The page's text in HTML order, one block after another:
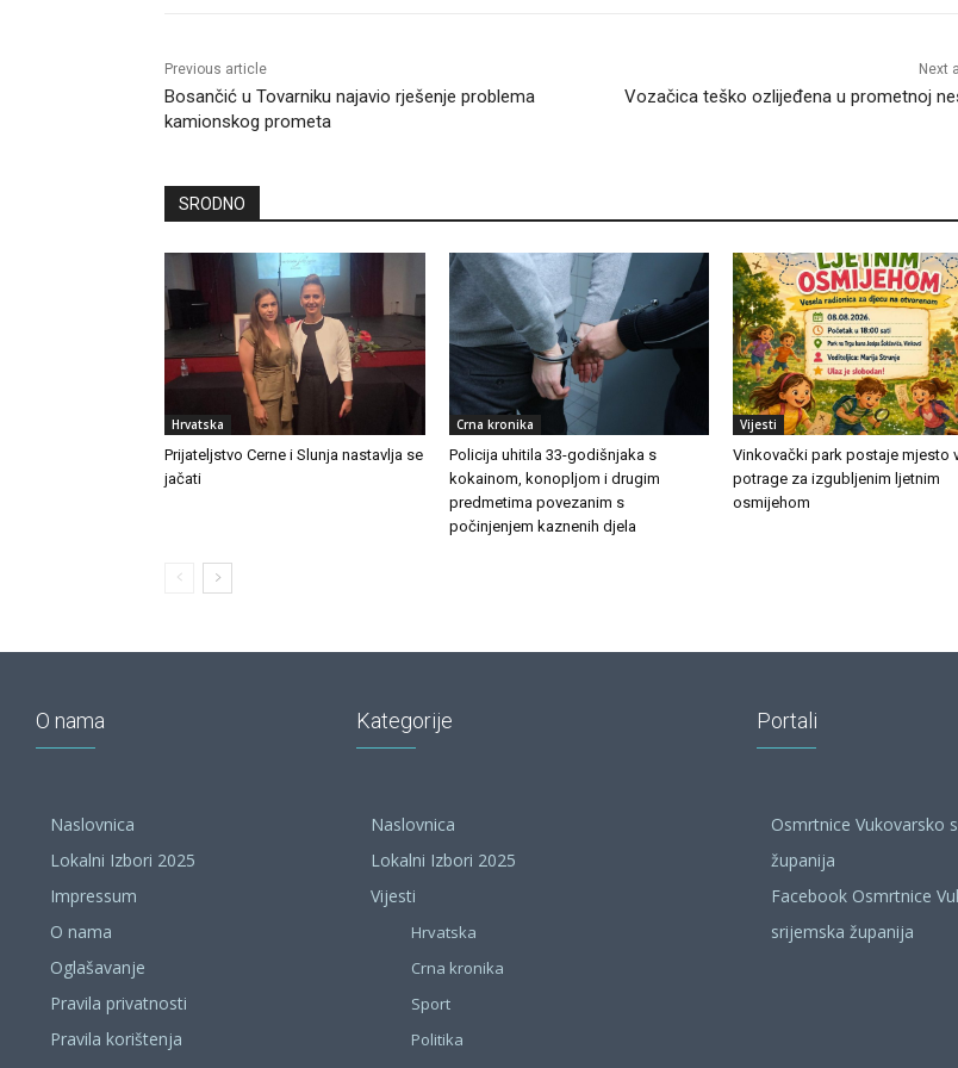
Previous article
Bosančić u Tovarniku najavio rješenje problema
kamionskog prometa
Next
Vozačica teško ozlijeđena u prometnoj
SRODNO
Hrvatska
Prijateljstvo Cerne i Slunja nastavlja se
jačati
Crna kronika
Policija uhitila 33-godišnjaka s
kokainom, konopljom i drugim
predmetima povezanim s
počinjenjem kaznenih djela
Vijesti
Vinkovački park postaje mjesto
potrage za izgubljenim ljetnim
osmijehom
O nama
Naslovnica
Lokalni Izbori 2025
Impressum
O nama
Oglašavanje
Pravila privatnosti
Pravila korištenja
Kategorije
Naslovnica
Lokalni Izbori 2025
Vijesti
Hrvatska
Crna kronika
Sport
Politika
Portali
Osmrtnice Vukovarsko
županija
Facebook Osmrtnice
srijemska županija